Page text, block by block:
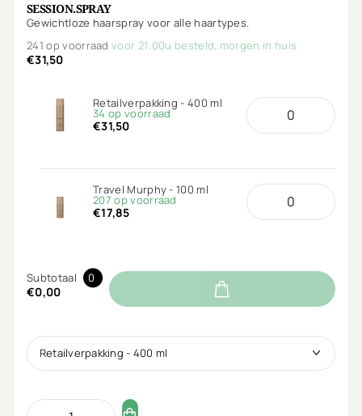
SESSION.SPRAY
Gewichtloze haarspray voor alle haartypes.
241 op voorraadvoor 21:00u besteld, morgen in huis
€31,50
Retailverpakking - 400 ml
34 op voorraad
€31,50
Travel Murphy - 100 ml
207 op voorraad
€17,85
Subtotaal 0
€0,00